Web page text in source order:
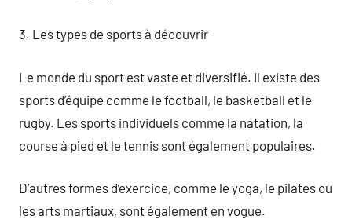
3. Les types de sports à découvrir
Le monde du sport est vaste et diversifié. Il existe des
sports d’équipe comme le football, le basketball et le
rugby. Les sports individuels comme la natation, la
course à pied et le tennis sont également populaires.
D’autres formes d’exercice, comme le yoga, le pilates ou
les arts martiaux, sont également en vogue.